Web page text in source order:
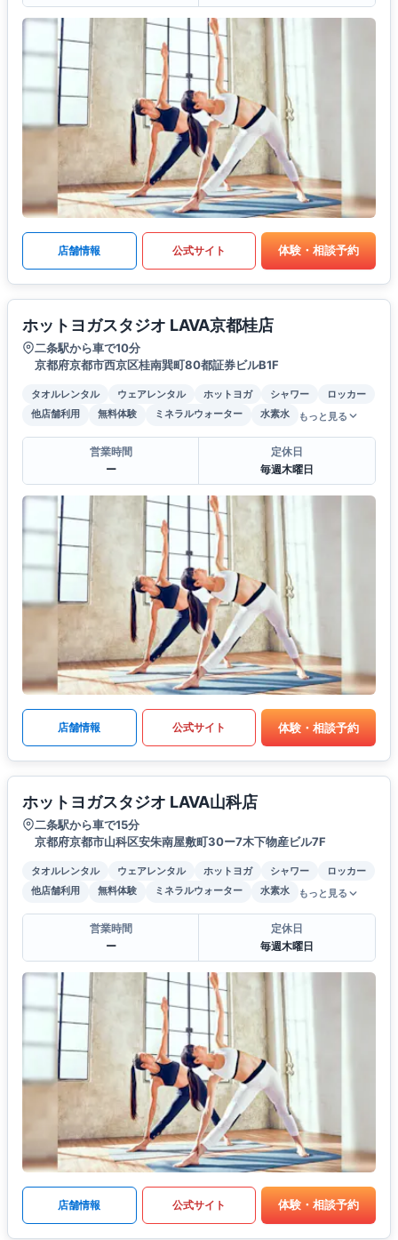
店舗情報 公式サイト 体験・相談予約
ホットヨガスタジオ LAVA京都桂店
二条駅から車で10分
京都府京都市西京区桂南巽町80都証券ビルB1F
タオルレンタル ウェアレンタル ホットヨガ シャワー
ロッカー
他店舗利用
無料体験 ミネラルウォーター 水素水 もっと見る
営業時間
ー
定休日
毎週木曜日
店舗情報 公式サイト 体験・相談予約
ホットヨガスタジオ LAVA山科店
二条駅から車で15分
京都府京都市山科区安朱南屋敷町30ー7木下物産ビル7F
タオルレンタル ウェアレンタル ホットヨガ シャワー
ロッカー
他店舗利用
無料体験 ミネラルウォーター 水素水 もっと見る
営業時間
ー
定休日
毎週木曜日
店舗情報 公式サイト 体験・相談予約